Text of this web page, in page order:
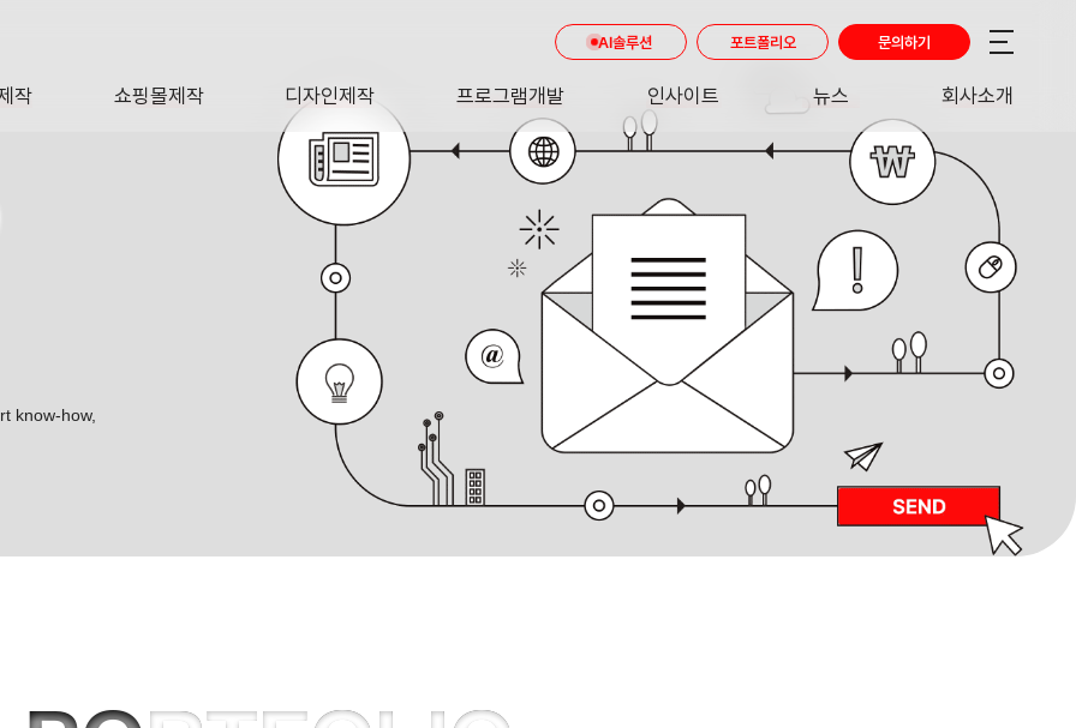
작 쇼핑몰제작 디자인제작
DESIGN
프로그램개발
SOFTWARE
인사이트
INSIGHT
뉴스
NEWS
회사소개
AI솔루션 포트폴리오 문의하기
know-how,